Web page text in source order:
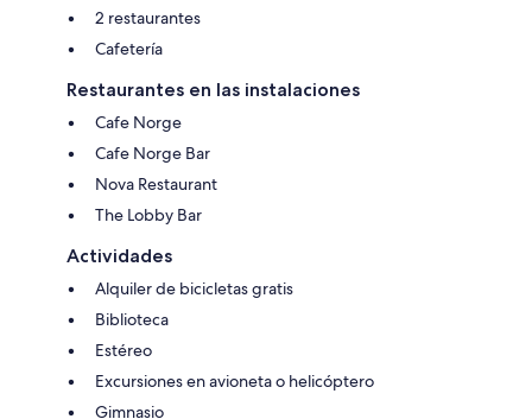
2 restaurantes
Cafetería
Restaurantes en las instalaciones
Cafe Norge
Cafe Norge Bar
Nova Restaurant
The Lobby Bar
Actividades
Alquiler de bicicletas gratis
Biblioteca
Estéreo
Excursiones en avioneta o helicóptero
Gimnasio